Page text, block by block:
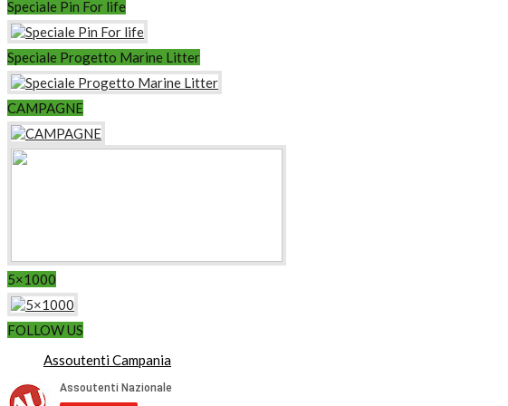
Speciale Pin For life
Speciale Progetto Marine Litter
CAMPAGNE
5×1000
FOLLOW US
Assoutenti Campania